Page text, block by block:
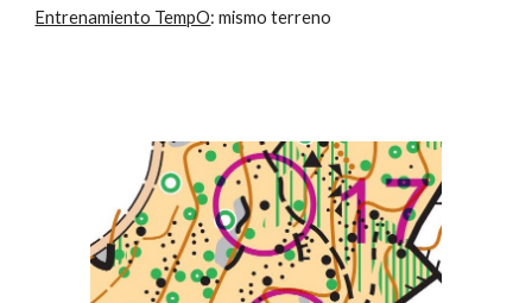
Entrenamiento TempO: mismo terreno